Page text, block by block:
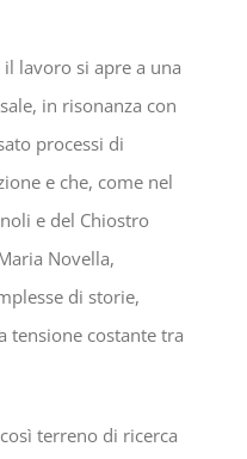
lavoro si apre a una
in risonanza con
processi di
e che, come nel
e del Chiostro
Novella,
di storie,
tensione costante tra
terreno di ricerca